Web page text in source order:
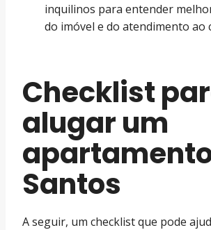
inquilinos para entender
do imóvel e do atendimento ao
Checklist
alugar um
Santos
A seguir, um checklist que pode